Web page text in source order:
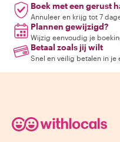
Boek met een gerust
Annuleer en krijg tot 7
Plannen gewijzigd?
Wijzig eenvoudig je
Betaal zoals jij wilt
Snel en veilig betalen in je